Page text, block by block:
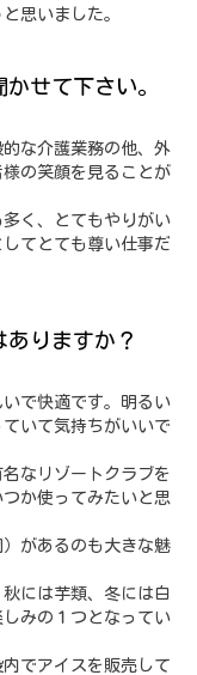
思いました。
せて下さい。
な介護業務の他、外
の笑顔を見ることが
多く、とてもやりがい
てとても尊い仕事だ
りますか？
で快適です。明るい
いて気持ちがいいで
なリゾートクラブを
か使ってみたいと思
があるのも大きな魅
には芋類、冬には白
みの１つとなってい
でアイスを販売して